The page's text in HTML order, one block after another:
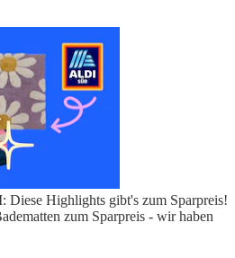
Diese Highlights gibt's zum Sparpreis!
zum Sparpreis - wir haben